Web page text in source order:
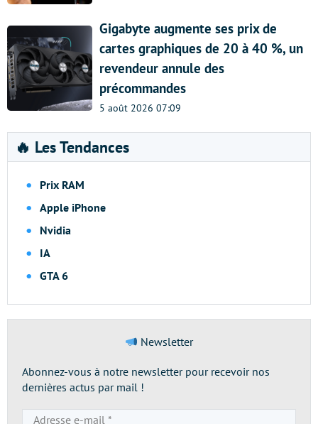
Gigabyte augmente ses prix de
cartes graphiques de 20 à 40 %, un
revendeur annule des
précommandes
5 août 2026 07:09
🔥 Les Tendances
Prix RAM
Apple iPhone
Nvidia
IA
GTA 6
Newsletter
Abonnez-vous à notre newsletter pour recevoir nos
dernières actus par mail !